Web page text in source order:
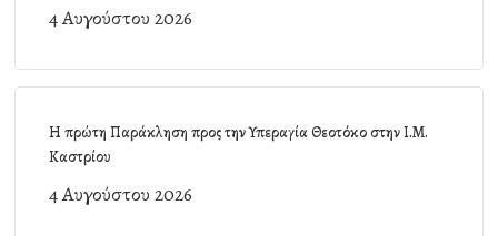
4 Αυγούστου 2026
Η πρώτη Παράκληση προς την Υπεραγία Θεοτόκο στην Ι.Μ.
Καστρίου
4 Αυγούστου 2026